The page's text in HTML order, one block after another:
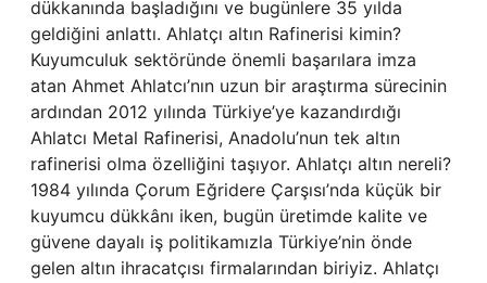
dükkanında başladığını ve bugünlere 35 yılda
geldiğini anlattı. Ahlatçı altın Rafinerisi kimin?
Kuyumculuk sektöründe önemli başarılara imza
atan Ahmet Ahlatcı’nın uzun bir araştırma sürecinin
ardından 2012 yılında Türkiye’ye kazandırdığı
Ahlatcı Metal Rafinerisi, Anadolu’nun tek altın
rafinerisi olma özelliğini taşıyor. Ahlatçı altın nereli?
1984 yılında Çorum Eğridere Çarşısı’nda küçük bir
kuyumcu dükkânı iken, bugün üretimde kalite ve
güvene dayalı iş politikamızla Türkiye’nin önde
gelen altın ihracatçısı firmalarından biriyiz. Ahlatçı